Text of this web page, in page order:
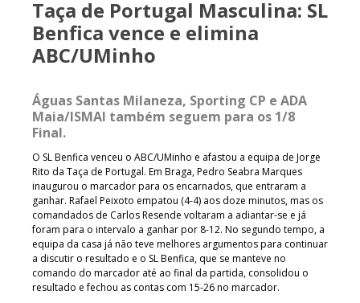
Taça de Portugal Masculina: SL
Benfica vence e elimina
ABC/UMinho
Águas Santas Milaneza, Sporting CP e ADA
Maia/ISMAI também seguem para os 1/8
Final.
O SL Benfica venceu o ABC/UMinho e afastou a equipa de Jorge
Rito da Taça de Portugal. Em Braga, Pedro Seabra Marques
inaugurou o marcador para os encarnados, que entraram a
ganhar. Rafael Peixoto empatou (4-4) aos doze minutos, mas os
comandados de Carlos Resende voltaram a adiantar-se e já
foram para o intervalo a ganhar por 8-12. No segundo tempo, a
equipa da casa já não teve melhores argumentos para continuar
a discutir o resultado e o SL Benfica, que se manteve no
comando do marcador até ao final da partida, consolidou o
resultado e fechou as contas com 15-26 no marcador.